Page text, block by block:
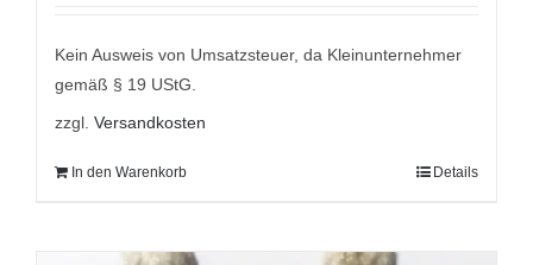
Kein Ausweis von Umsatzsteuer, da Kleinunternehmer
gemäß § 19 UStG.
zzgl. Versandkosten
In den Warenkorb Details